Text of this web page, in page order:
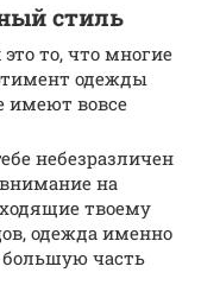
стиль
то, что многие
одежды
имеют вовсе
небезразличен
на
твоему
одежда именно
большую часть